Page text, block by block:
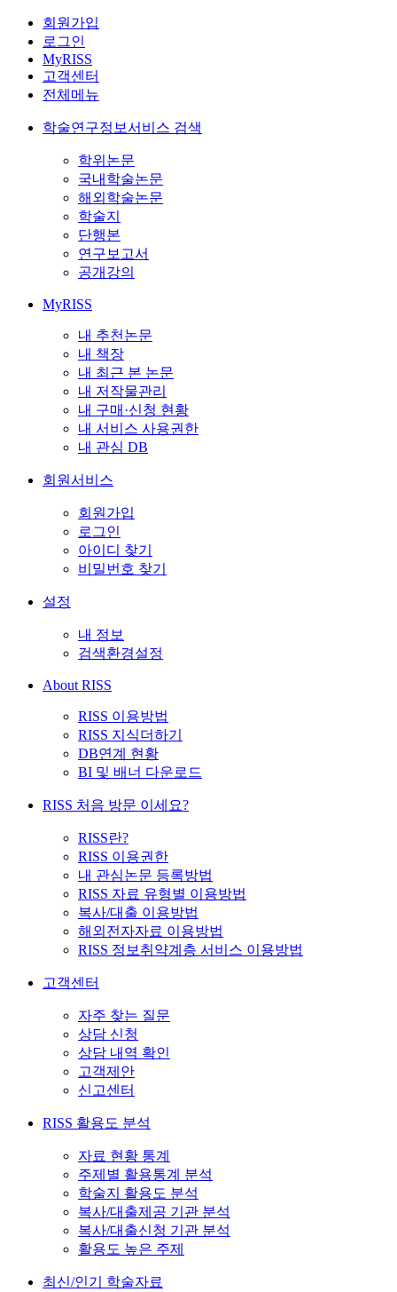
회원가입
로그인
MyRISS
고객센터
전체메뉴
학술연구정보서비스 검색
학위논문
국내학술논문
해외학술논문
학술지
단행본
연구보고서
공개강의
MyRISS
내 추천논문
내 책장
내 최근 본 논문
내 저작물관리
내 구매·신청 현황
내 서비스 사용권한
내 관심 DB
회원서비스
회원가입
로그인
아이디 찾기
비밀번호 찾기
설정
내 정보
검색환경설정
About RISS
RISS 이용방법
RISS 지식더하기
DB연계 현황
BI 및 배너 다운로드
RISS 처음 방문 이세요?
RISS란?
RISS 이용권한
내 관심논문 등록방법
RISS 자료 유형별 이용방법
복사/대출 이용방법
해외전자자료 이용방법
RISS 정보취약계층 서비스 이용방법
고객센터
자주 찾는 질문
상담 신청
상담 내역 확인
고객제안
신고센터
RISS 활용도 분석
자료 현황 통계
주제별 활용통계 분석
학술지 활용도 분석
복사/대출제공 기관 분석
복사/대출신청 기관 분석
활용도 높은 주제
최신/인기 학술자료